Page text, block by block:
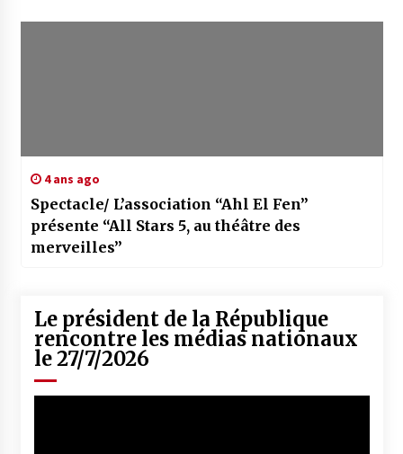
4 ans ago
Spectacle/ L’association “Ahl El Fen”
présente “All Stars 5, au théâtre des
merveilles’’
Le président de la République
rencontre les médias nationaux
le 27/7/2026